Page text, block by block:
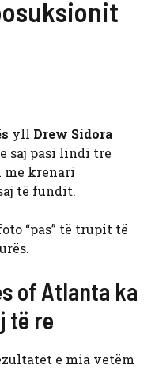
yll Drew Sidora
saj pasi lindi tre
me krenari
të fundit.
“pas” të trupit të
of Atlanta ka
të re
e mia vetëm